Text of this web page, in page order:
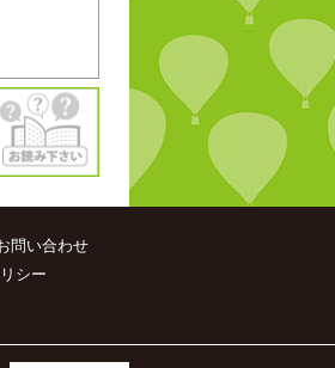
問い合わせ
シー